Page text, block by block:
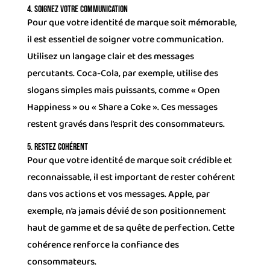
4. Soignez votre communication
Pour que votre identité de marque soit mémorable,
il est essentiel de soigner votre communication.
Utilisez un langage clair et des messages
percutants. Coca-Cola, par exemple, utilise des
slogans simples mais puissants, comme « Open
Happiness » ou « Share a Coke ». Ces messages
restent gravés dans l’esprit des consommateurs.
5. Restez cohérent
Pour que votre identité de marque soit crédible et
reconnaissable, il est important de rester cohérent
dans vos actions et vos messages. Apple, par
exemple, n’a jamais dévié de son positionnement
haut de gamme et de sa quête de perfection. Cette
cohérence renforce la confiance des
consommateurs.